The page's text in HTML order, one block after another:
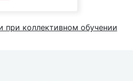
при коллективном обучении